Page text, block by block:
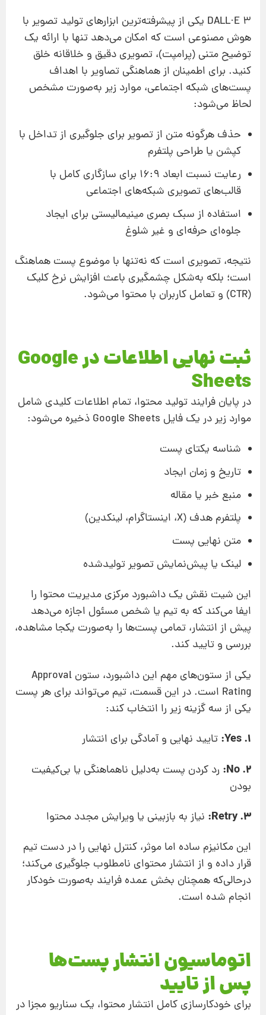
DALL·E 3 یکی از پیشرفته‌ترین ابزارهای تولید تصویر با
هوش مصنوعی است که امکان می‌دهد تنها با ارائه یک
توضیح متنی (پرامپت)، تصویری دقیق و خلاقانه خلق
کنید. برای اطمینان از هماهنگی تصاویر با اهداف
پست‌های شبکه اجتماعی، موارد زیر به‌صورت مشخص
لحاظ می‌شود:
حذف هرگونه متن از تصویر برای جلوگیری از تداخل با
کپشن یا طراحی پلتفرم
رعایت نسبت ابعاد 16:9 برای سازگاری کامل با
قالب‌های تصویری شبکه‌های اجتماعی
استفاده از سبک بصری مینیمالیستی برای ایجاد
جلوه‌ای حرفه‌ای و غیر شلوغ
نتیجه، تصویری است که نه‌تنها با موضوع پست هماهنگ
است؛ بلکه به‌شکل چشمگیری باعث افزایش نرخ کلیک
(CTR) و تعامل کاربران با محتوا می‌شود.
ثبت نهایی اطلاعات در Google
Sheets
در پایان فرایند تولید محتوا، تمام اطلاعات کلیدی شامل
موارد زیر در یک فایل Google Sheets ذخیره می‌شود:
شناسه یکتای پست
تاریخ و زمان ایجاد
منبع خبر یا مقاله
پلتفرم هدف (X، اینستاگرام، لینکدین)
متن نهایی پست
لینک یا پیش‌نمایش تصویر تولیدشده
این شیت نقش یک داشبورد مرکزی مدیریت محتوا را
ایفا می‌کند که به تیم یا شخص مسئول اجازه می‌دهد
پیش از انتشار، تمامی پست‌ها را به‌صورت یکجا مشاهده،
بررسی و تایید کند.
یکی از ستون‌های مهم این داشبورد، ستون Approval
Rating است. در این قسمت، تیم می‌تواند برای هر پست
یکی از سه گزینه زیر را انتخاب کند:
1. Yes: تایید نهایی و آمادگی برای انتشار
2. No:
رد کردن پست به‌دلیل ناهماهنگی یا بی‌کیفیت
بودن
3. Retry:
نیاز به بازبینی یا ویرایش مجدد محتوا
این مکانیزم ساده اما موثر، کنترل نهایی را در دست تیم
قرار داده و از انتشار محتوای نامطلوب جلوگیری می‌کند؛
درحالی‌که همچنان بخش عمده فرایند به‌صورت خودکار
انجام شده است.
اتوماسیون انتشار پست‌ها
پس از تایید
برای خودکارسازی کامل انتشار محتوا، یک سناریو مجزا در